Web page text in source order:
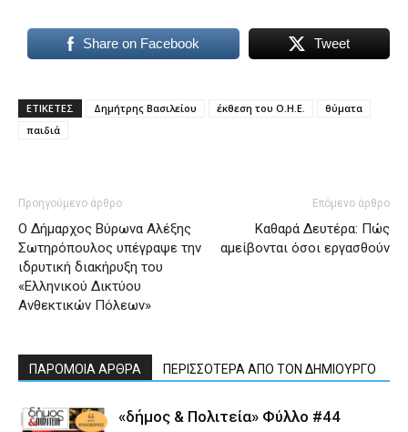
Share on Facebook Tweet
ΕΤΙΚΕΤΕΣ Δημήτρης Βασιλείου έκθεση του Ο.Η.Ε.
θύματα
παιδιά
Προηγούμενο άρθρο
Ο Δήμαρχος Βύρωνα Αλέξης
Σωτηρόπουλος υπέγραψε την
ιδρυτική διακήρυξη του
«Ελληνικού Δικτύου
Ανθεκτικών Πόλεων»
Επόμενο άρθρο
Καθαρά Δευτέρα: Πώς
αμείβονται όσοι εργασθούν
ΠΑΡΟΜΟΙΑ ΑΡΘΡΑ ΠΕΡΙΣΣΟΤΕΡΑ ΑΠΟ ΤΟΝ ΔΗΜΙΟΥΡΓΟ
«δήμος & Πολιτεία» Φύλλο #44